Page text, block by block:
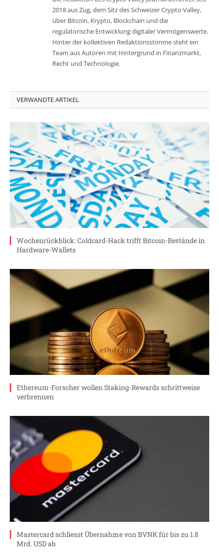
2018 aus Zug, dem Sitz des Schweizer Crypto Valley,
über Bitcoin, Krypto, Blockchain und die
regulatorische Entwicklung digitaler Vermögenswerte.
Hinter der kollektiven Redaktionsstimme steht ein
Team aus Autoren mit Hintergrund in Finanzmarkt,
Recht und Technologie.
VERWANDTE ARTIKEL
Wochenrückblick: Coldcard-Hack trifft Bitcoin-Bestände in
Hardware-Wallets
Ethereum-Forscher wollen Staking-Rewards schrittweise
verbrennen
Mastercard schliesst Übernahme von BVNK für bis zu 1.8
Mrd. USD ab